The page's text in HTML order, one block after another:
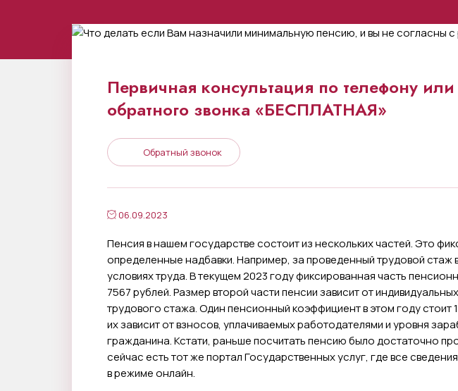
Первичная консультация по телефону
обратного звонка «БЕСПЛАТНАЯ»
Обратный звонок
06.09.2023
Пенсия в нашем государстве состоит из нескольких частей. Это
определенные надбавки. Например, за проведенный трудовой стаж
условиях труда. В текущем 2023 году фиксированная часть
7567 рублей. Размер второй части пенсии зависит от
трудового стажа. Один пенсионный коэффициент в этом году стоит
их зависит от взносов, уплачиваемых работодателями и уровня
гражданина. Кстати, раньше посчитать пенсию было достаточно
сейчас есть тот же портал Государственных услуг, где все
в режиме онлайн.